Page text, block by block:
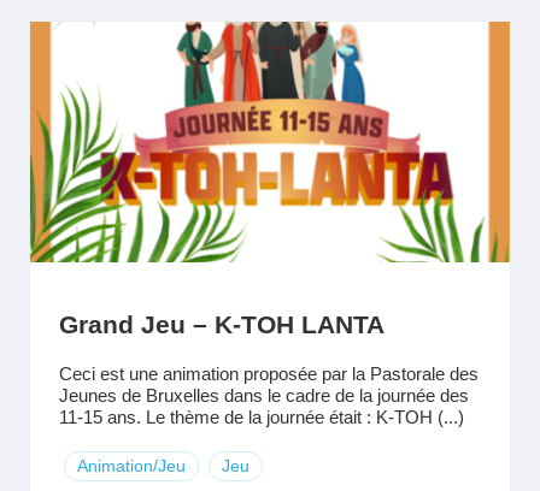
Grand Jeu – K-TOH LANTA
Ceci est une animation proposée par la Pastorale des
Jeunes de Bruxelles dans le cadre de la journée des
11-15 ans. Le thème de la journée était : K-TOH (...)
Animation/Jeu Jeu